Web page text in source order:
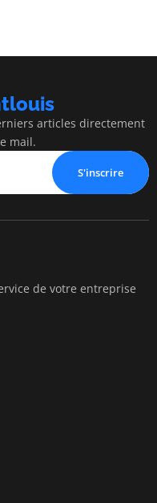
articles directement
mail.
S'inscrire
de votre entreprise